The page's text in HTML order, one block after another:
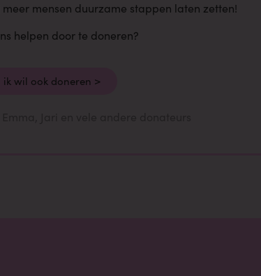
mensen duurzame stappen laten zetten!
helpen door te doneren?
ik wil ook doneren >